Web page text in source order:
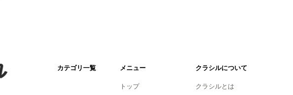
カテゴリ一覧 メニュー
トップ
クラシルについて
クラシルとは